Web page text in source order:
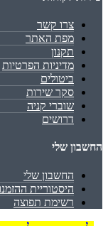
צרו קשר
מפת האתר
תקנון
מדיניות הפרטיות
ביטולים
סקר שירות
שוברי קניה
דרושים
החשבון שלי
החשבון שלי
היסטוריית
רשימת תפוצה